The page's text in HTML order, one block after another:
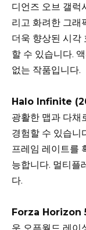
디언즈 오브 갤럭
리고 화려한 그래
더욱 향상된 시각
할 수 있습니다.
없는 작품입니다.
Halo Infinite
광활한 맵과 다채
경험할 수 있습니
프레임 레이트를
능합니다. 멀티플
다.
Forza Horizon